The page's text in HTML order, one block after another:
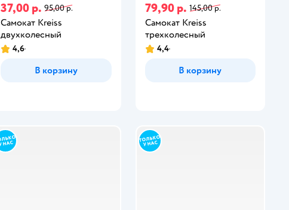
37,00 р. 95,00 р.
Самокат Kreiss
двухколесный
4,6
В корзину
79,90 р. 145,00 р.
Самокат Kreiss
трехколесный
4,4
В корзину